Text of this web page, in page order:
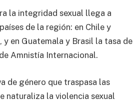
la integridad sexual llega a
de la región: en Chile y
en Guatemala y Brasil la tasa de
Amnistía Internacional.
de género que traspasa las
naturaliza la violencia sexual